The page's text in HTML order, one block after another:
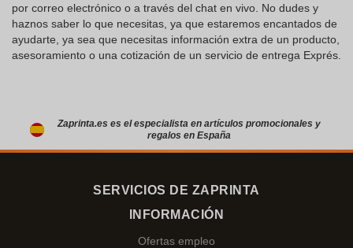
por correo electrónico o a través del chat en vivo. No dudes y
haznos saber lo que necesitas, ya que estaremos encantados de
ayudarte, ya sea que necesitas información extra de un producto,
asesoramiento o una cotización de un servicio de entrega Exprés.
Zaprinta.es es el especialista en artículos promocionales y
regalos en España
SERVICIOS DE ZAPRINTA
INFORMACIÓN
Ofertas empleo